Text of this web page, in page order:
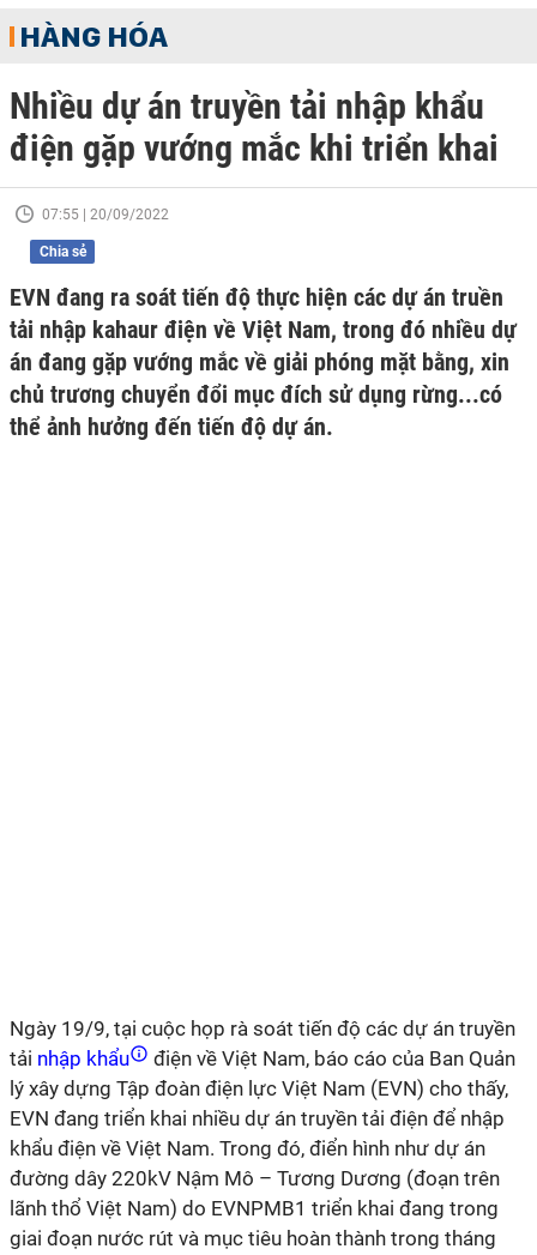
HÀNG HÓA
Nhiều dự án truyền tải nhập khẩu
điện gặp vướng mắc khi triển khai
07:55 | 20/09/2022
Chia sẻ
EVN đang ra soát tiến độ thực hiện các dự án truền
tải nhập kahaur điện về Việt Nam, trong đó nhiều dự
án đang gặp vướng mắc về giải phóng mặt bằng, xin
chủ trương chuyển đổi mục đích sử dụng rừng...có
thể ảnh hưởng đến tiến độ dự án.
Ngày 19/9, tại cuộc họp rà soát tiến độ các dự án truyền
tải nhập khẩu
điện về Việt Nam, báo cáo của Ban Quản
lý xây dựng Tập đoàn điện lực Việt Nam (EVN) cho thấy,
EVN đang triển khai nhiều dự án truyền tải điện để nhập
khẩu điện về Việt Nam. Trong đó, điển hình như dự án
đường dây 220kV Nậm Mô – Tương Dương (đoạn trên
lãnh thổ Việt Nam) do EVNPMB1 triển khai đang trong
giai đoạn nước rút và mục tiêu hoàn thành trong tháng